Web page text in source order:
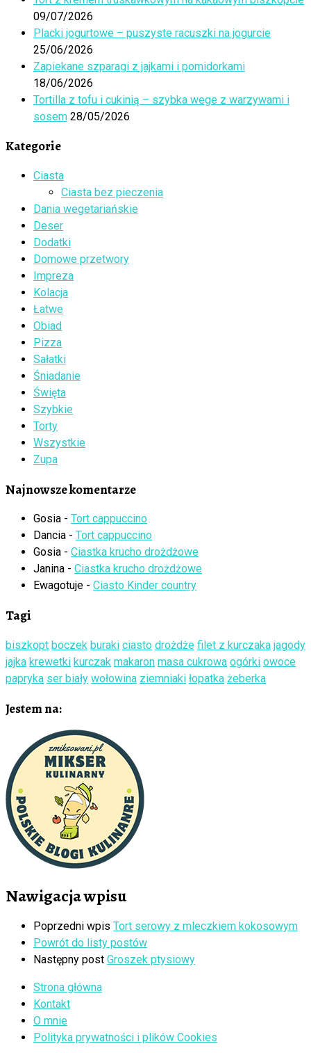
09/07/2026
Placki jogurtowe – puszyste racuszki na jogurcie
25/06/2026
Zapiekane szparagi z jajkami i pomidorkami
18/06/2026
Tortilla z tofu i cukinią – szybka wege z warzywami i
sosem 28/05/2026
Kategorie
Ciasta
Ciasta bez pieczenia
Dania wegetariańskie
Deser
Dodatki
Domowe przetwory
Impreza
Kolacja
Łatwe
Obiad
Pizza
Sałatki
Śniadanie
Święta
Szybkie
Torty
Wszystkie
Zupa
Najnowsze komentarze
Gosia - Tort cappuccino
Dancia - Tort cappuccino
Gosia - Ciastka krucho drożdżowe
Janina - Ciastka krucho drożdżowe
Ewagotuje - Ciasto Kinder country
Tagi
biszkopt boczek buraki ciasto drożdże filet z kurczaka jagody
jajka krewetki kurczak makaron masa cukrowa ogórki owoce
papryka ser biały wołowina ziemniaki łopatka żeberka
Jestem na:
Nawigacja wpisu
Poprzedni wpis Tort serowy z mleczkiem kokosowym
Powrót do listy postów
Następny post Groszek ptysiowy
Strona główna
Kontakt
O mnie
Polityka prywatności i plików Cookies